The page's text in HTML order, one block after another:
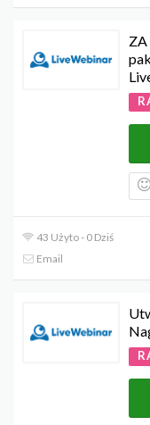
43 Użyto - 0 Dziś
Email